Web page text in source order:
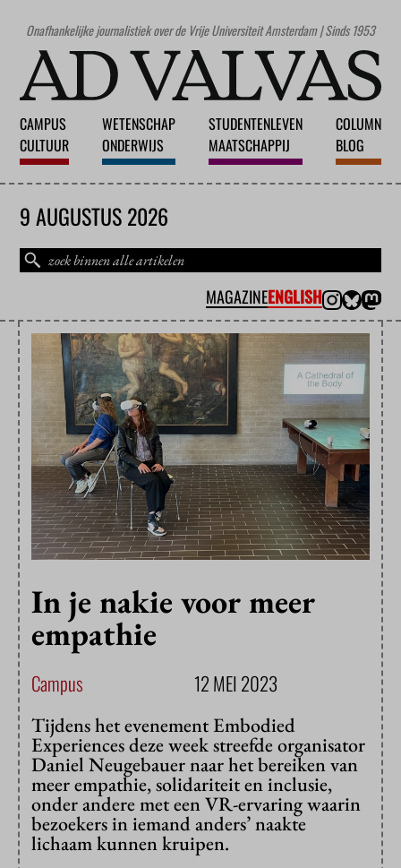
Onafhankelijke journalistiek over de Vrije Universiteit Amsterdam | Sinds 1953
CAMPUS
CULTUUR
WETENSCHAP
ONDERWIJS
STUDENTENLEVEN
MAATSCHAPPIJ
COLUMN
BLOG
9 AUGUSTUS 2026
MAGAZINEENGLISH
In je nakie voor meer
empathie
Campus 12 MEI 2023
Tijdens het evenement Embodied
Experiences deze week streefde organisator
Daniel Neugebauer naar het bereiken van
meer empathie, solidariteit en inclusie,
onder andere met een VR-ervaring waarin
bezoekers in iemand anders’ naakte
lichaam kunnen kruipen.